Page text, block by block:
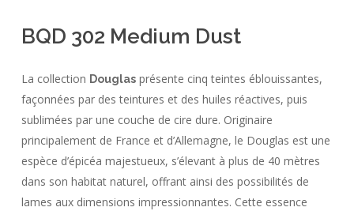
BQD 302 Medium Dust
La collection Douglasprésente cinq teintes éblouissantes,
façonnées par des teintures et des huiles réactives, puis
sublimées par une couche de cire dure. Originaire
principalement de France et d’Allemagne, le Douglas est une
espèce d’épicéa majestueux, s’élevant à plus de 40 mètres
dans son habitat naturel, offrant ainsi des possibilités de
lames aux dimensions impressionnantes. Cette essence